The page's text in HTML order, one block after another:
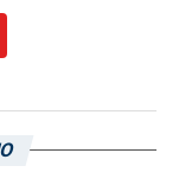
NEWS